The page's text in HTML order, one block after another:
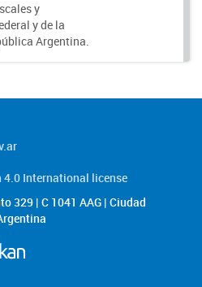
y
y de la
Argentina.
International license
329 | C 1041 AAG | Ciudad